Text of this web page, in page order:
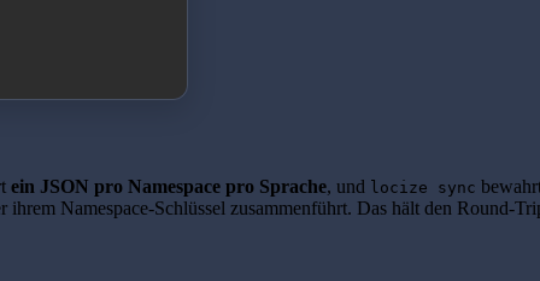
ein JSON pro Namespace pro Sprache, und locize sync
Namespace-Schlüssel zusammenführt. Das hält den Round-